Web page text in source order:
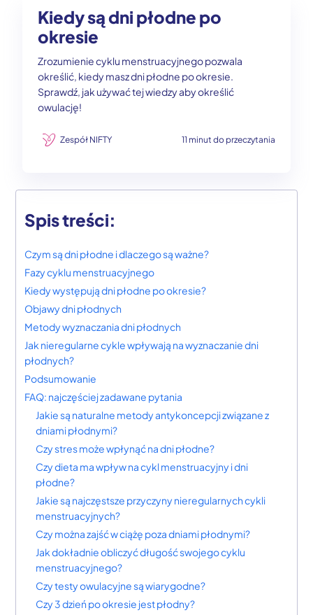
Kiedy są dni płodne po
okresie
Zrozumienie cyklu menstruacyjnego pozwala
określić, kiedy masz dni płodne po okresie.
Sprawdź, jak używać tej wiedzy aby określić
owulację!
Zespół NIFTY 11 minut do przeczytania
Spis treści:
Czym są dni płodne i dlaczego są ważne?
Fazy cyklu menstruacyjnego
Kiedy występują dni płodne po okresie?
Objawy dni płodnych
Metody wyznaczania dni płodnych
Jak nieregularne cykle wpływają na wyznaczanie dni
płodnych?
Podsumowanie
FAQ: najczęściej zadawane pytania
Jakie są naturalne metody antykoncepcji związane z
dniami płodnymi?
Czy stres może wpłynąć na dni płodne?
Czy dieta ma wpływ na cykl menstruacyjny i dni
płodne?
Jakie są najczęstsze przyczyny nieregularnych cykli
menstruacyjnych?
Czy można zajść w ciążę poza dniami płodnymi?
Jak dokładnie obliczyć długość swojego cyklu
menstruacyjnego?
Czy testy owulacyjne są wiarygodne?
Czy 3 dzień po okresie jest płodny?